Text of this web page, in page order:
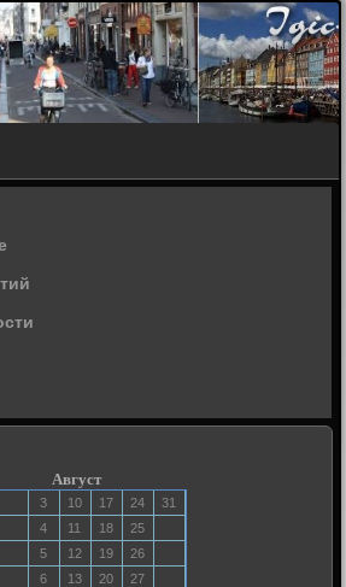
Август
3 10 17 24
31
4 11 18
25
5 12 19
26
6 13 20
27